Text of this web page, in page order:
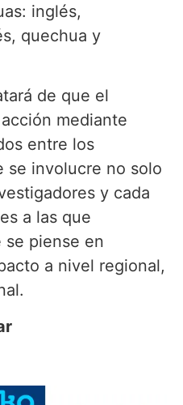
inglés,
quechua y
de que el
mediante
entre los
se involucre no solo
y cada
a las que
piense en
a nivel regional,